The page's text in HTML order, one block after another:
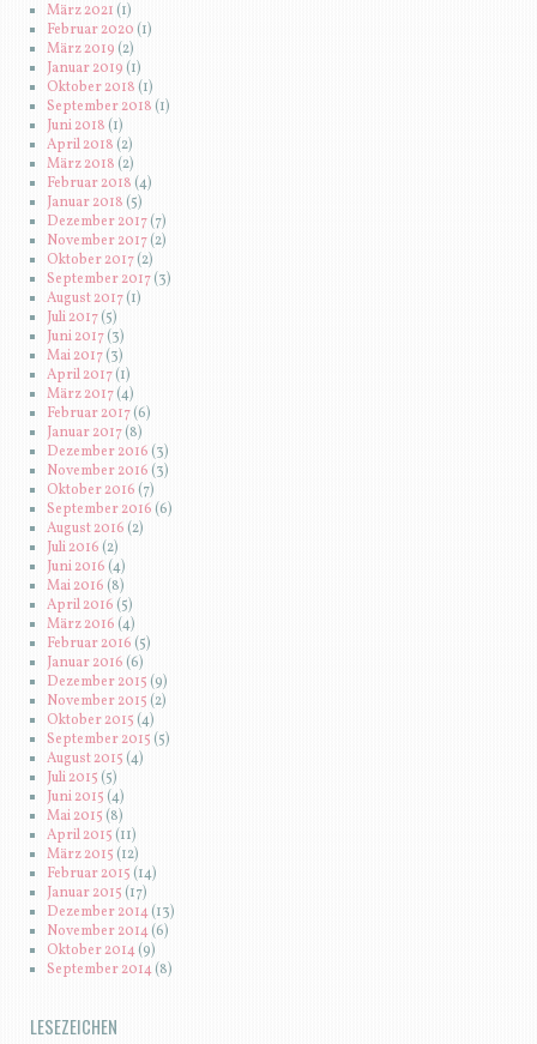
März 2021 (1)
Februar 2020 (1)
März 2019 (2)
Januar 2019 (1)
Oktober 2018(1)
September 2018 (1)
Juni 2018 (1)
April 2018(2)
März 2018 (2)
Februar 2018 (4)
Januar 2018 (5)
Dezember 2017(7)
November 2017(2)
Oktober 2017(2)
September 2017(3)
August 2017(1)
Juli 2017(5)
Juni 2017(3)
Mai 2017(3)
April 2017(1)
März 2017(4)
Februar 2017(6)
Januar 2017(8)
Dezember 2016 (3)
November 2016 (3)
Oktober 2016(7)
September 2016 (6)
August 2016 (2)
Juli 2016(2)
Juni 2016 (4)
Mai 2016 (8)
April 2016(5)
März 2016 (4)
Februar 2016 (5)
Januar 2016 (6)
Dezember 2015 (9)
November 2015 (2)
Oktober 2015 (4)
September 2015 (5)
August 2015 (4)
Juli 2015 (5)
Juni 2015 (4)
Mai 2015 (8)
April 2015 (11)
März 2015(12)
Februar 2015 (14)
Januar 2015 (17)
Dezember 2014(13)
November 2014(6)
Oktober 2014(9)
September 2014(8)
LESEZEICHEN